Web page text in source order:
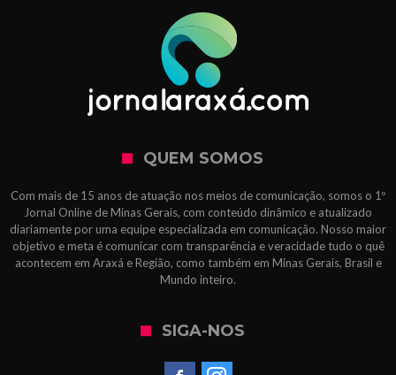
QUEM SOMOS
Com mais de 15 anos de atuação nos meios de comunicação, somos o 1º
Jornal Online de Minas Gerais, com conteúdo dinâmico e atualizado
diariamente por uma equipe especializada em comunicação. Nosso maior
objetivo e meta é comunicar com transparência e veracidade tudo o quê
acontecem em Araxá e Região, como também em Minas Gerais, Brasil e
Mundo inteiro.
SIGA-NOS